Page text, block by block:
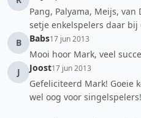
Pang, Palyama, Meijs, van
setje enkelspelers daar bij
B
Babs17 jun 2013
Mooi hoor Mark, veel
J
Joost17 jun 2013
Gefeliciteerd Mark! Goeie
wel oog voor singelspelers!